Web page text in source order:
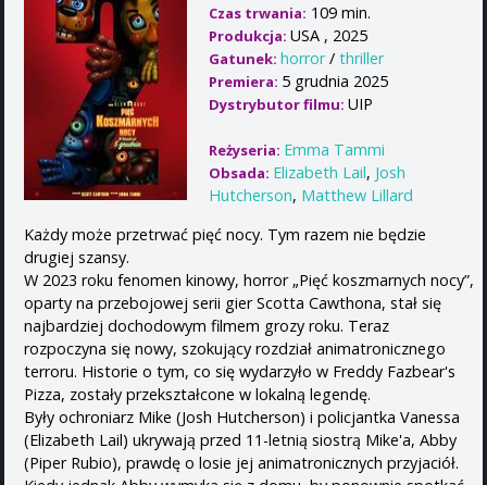
Czas trwania: 109 min.
Produkcja: USA , 2025
Gatunek: horror/ thriller
Premiera: 5 grudnia 2025
Dystrybutor filmu: UIP
Reżyseria: Emma Tammi
Obsada: Elizabeth Lail, Josh
Hutcherson, Matthew Lillard
Każdy może przetrwać pięć nocy. Tym razem nie będzie
drugiej szansy.
W 2023 roku fenomen kinowy, horror „Pięć koszmarnych nocy”,
oparty na przebojowej serii gier Scotta Cawthona, stał się
najbardziej dochodowym filmem grozy roku. Teraz
rozpoczyna się nowy, szokujący rozdział animatronicznego
terroru. Historie o tym, co się wydarzyło w Freddy Fazbear's
Pizza, zostały przekształcone w lokalną legendę.
Były ochroniarz Mike (Josh Hutcherson) i policjantka Vanessa
(Elizabeth Lail) ukrywają przed 11-letnią siostrą Mike'a, Abby
(Piper Rubio), prawdę o losie jej animatronicznych przyjaciół.